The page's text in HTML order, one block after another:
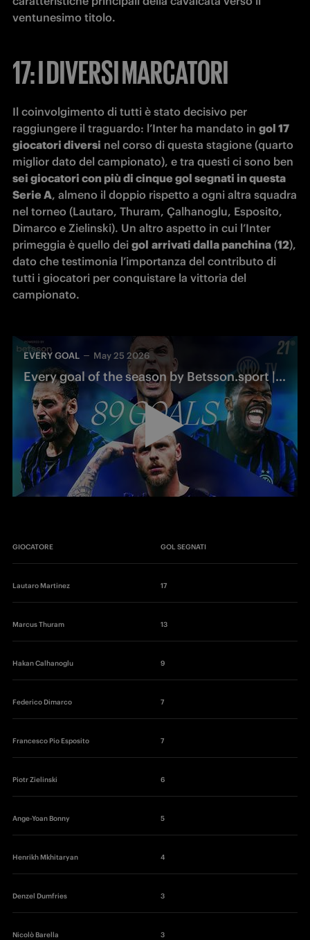
ventunesimo titolo.
17: I DIVERSI MARCATORI
Il coinvolgimento di tutti è stato decisivo per
raggiungere il traguardo: l’Inter ha mandato in gol 17
giocatori diversi nel corso di questa stagione (quarto
sei giocatori con più di cinque gol segnati in questa
Serie A, almeno il doppio rispetto a ogni altra squadra
nel torneo (Lautaro, Thuram, Çalhanoglu, Esposito,
Dimarco e Zielinski). Un altro aspetto in cui l’Inter
primeggia è quello dei gol arrivati dalla panchina (12),
dato che testimonia l’importanza del contributo di
tutti i giocatori per conquistare la vittoria del
campionato.
EVERY GOAL May 25 2026
Every goal of the season by Betsson.sport | Serie A 2025/26
GIOCATORE GOL SEGNATI
Lautaro Martinez 17
Marcus Thuram 13
Hakan Calhanoglu 9
Federico Dimarco 7
Francesco Pio Esposito 7
Piotr Zielinski 6
Ange-Yoan Bonny 5
Henrikh Mkhitaryan 4
Denzel Dumfries 3
Nicolò Barella 3